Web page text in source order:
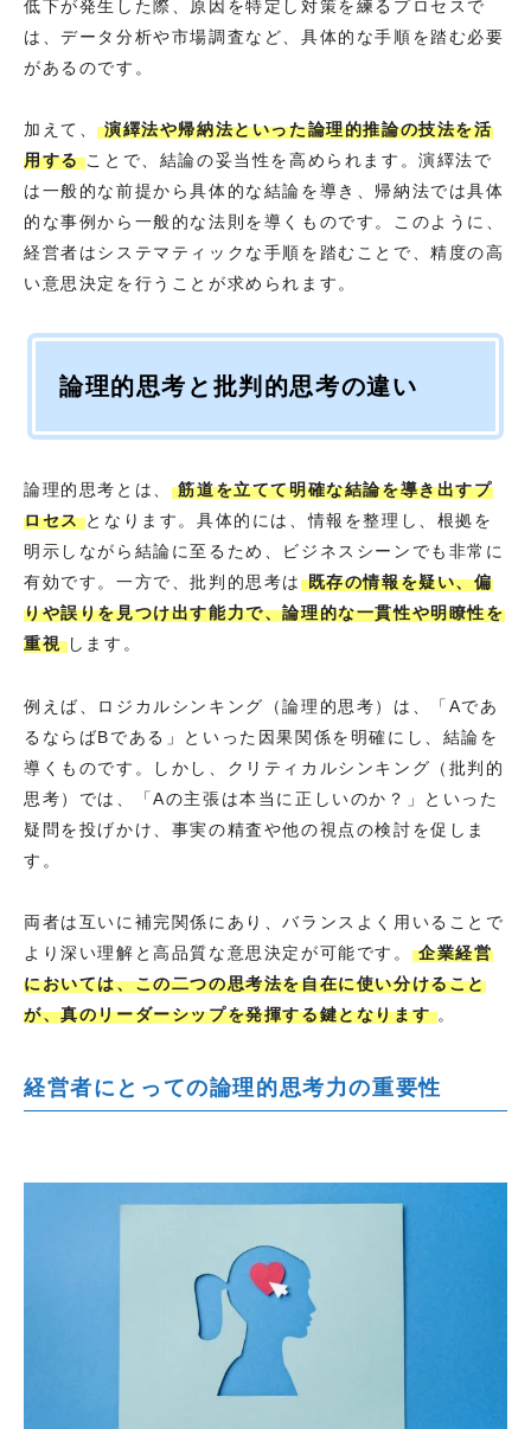
低下が発生した際、原因を特定し対策を練るプロセスで
は、データ分析や市場調査など、具体的な手順を踏む必要
があるのです。
加えて、演繹法や帰納法といった論理的推論の技法を活
用することで、結論の妥当性を高められます。演繹法で
は一般的な前提から具体的な結論を導き、帰納法では具体
的な事例から一般的な法則を導くものです。このように、
経営者はシステマティックな手順を踏むことで、精度の高
い意思決定を行うことが求められます。
論理的思考と批判的思考の違い
論理的思考とは、 筋道を立てて明確な結論を導き出すプ
ロセスとなります。具体的には、情報を整理し、根拠を
明示しながら結論に至るため、ビジネスシーンでも非常に
有効です。一方で、批判的思考は既存の情報を疑い、偏
りや誤りを見つけ出す能力で、論理的な一貫性や明瞭性を
重視します。
例えば、ロジカルシンキング（論理的思考）は、「Aであ
るならばBである」といった因果関係を明確にし、結論を
導くものです。しかし、クリティカルシンキング（批判的
思考）では、「Aの主張は本当に正しいのか？」といった
疑問を投げかけ、事実の精査や他の視点の検討を促しま
す。
両者は互いに補完関係にあり、バランスよく用いることで
より深い理解と高品質な意思決定が可能です。 企業経営
においては、この二つの思考法を自在に使い分けること
が、真のリーダーシップを発揮する鍵となります。
経営者にとっての論理的思考力の重要性